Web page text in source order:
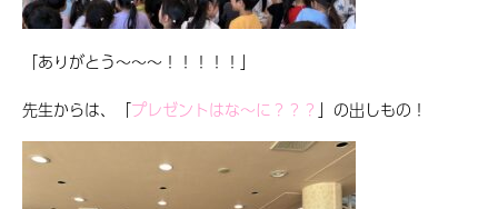
「ありがとう〜〜〜！！！！！」
先生からは、「プレゼントはな〜に？？？ 」の出しもの！